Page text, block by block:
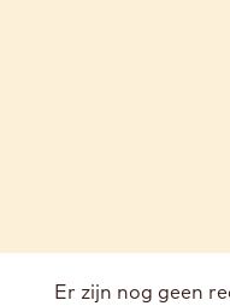
Er zijn nog geen